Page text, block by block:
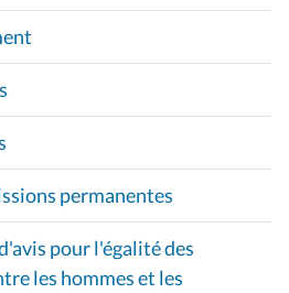
permanentes
pour l'égalité des
les hommes et les